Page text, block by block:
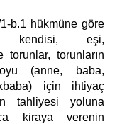
kendisi, eşi,
torunlar, torunların
(anne, baba,
için ihtiyaç
tahliyesi yoluna
kiraya verenin